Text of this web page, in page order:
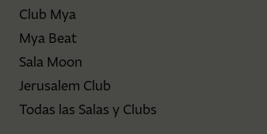
Club Mya
Mya Beat
Sala Moon
Jerusalem Club
Todas las Salas y Clubs